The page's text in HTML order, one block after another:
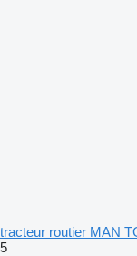
tracteur routier MAN
5